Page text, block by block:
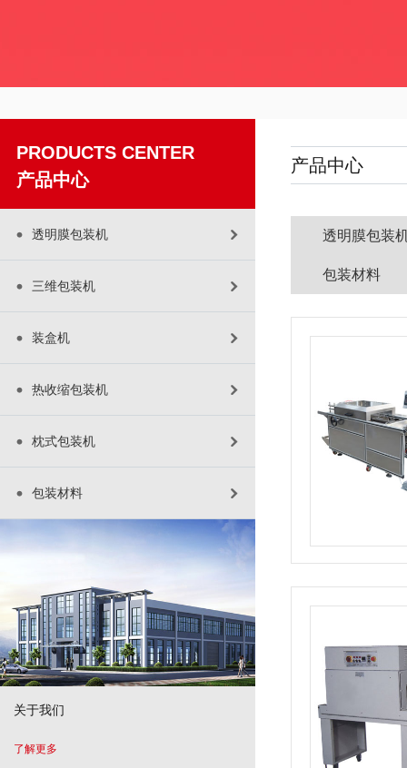
PRODUCTS CENTER
产品中心
透明膜包装机
三维包装机
装盒机
热收缩包装机
枕式包装机
包装材料
关于我们
了解更多
产品中心
透明膜包装
包装材料